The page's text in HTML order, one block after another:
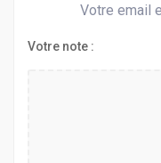
Votre email
Votre note :